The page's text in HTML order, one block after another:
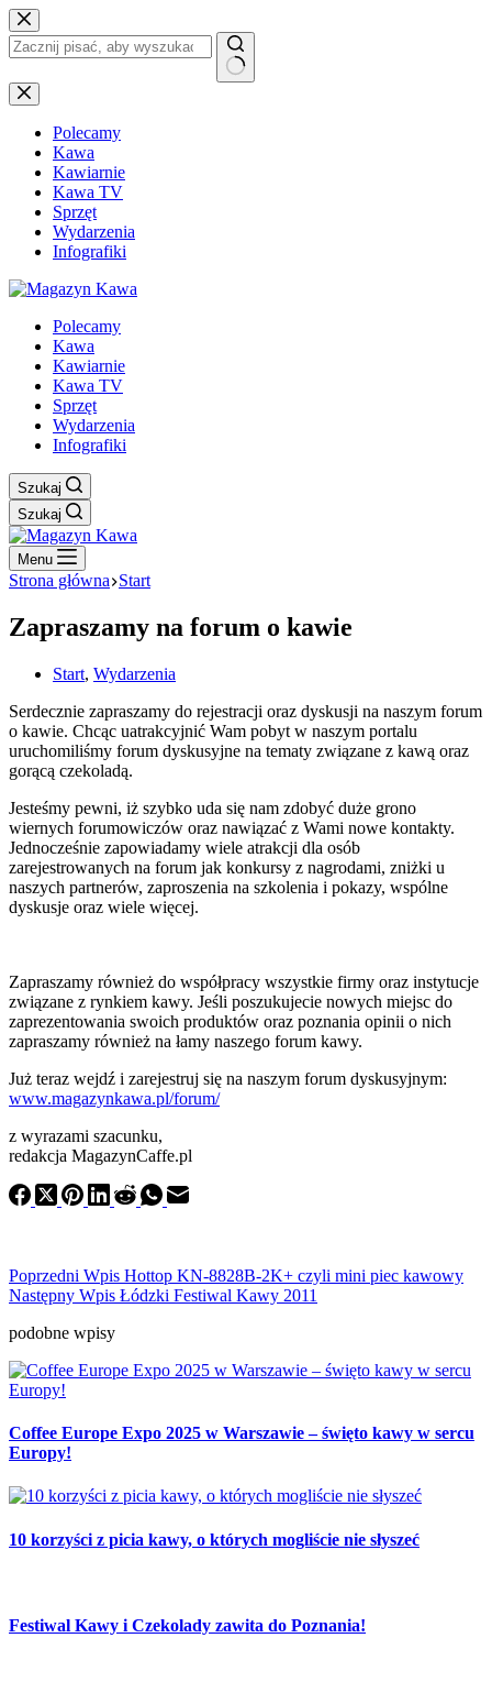
Przejdź
do
treści
Brak
wyników
Polecamy
Kawa
Kawiarnie
Kawa TV
Sprzęt
Wydarzenia
Infografiki
Polecamy
Kawa
Kawiarnie
Kawa TV
Sprzęt
Wydarzenia
Infografiki
Szukaj
Szukaj
Menu
Strona główna Start
Zapraszamy na forum o kawie
Start, Wydarzenia
Serdecznie zapraszamy do rejestracji oraz dyskusji na naszym forum
o kawie. Chcąc uatrakcyjnić Wam pobyt w naszym portalu
uruchomiliśmy forum dyskusyjne na tematy związane z kawą oraz
gorącą czekoladą.
Jesteśmy pewni, iż szybko uda się nam zdobyć duże grono
wiernych forumowiczów oraz nawiązać z Wami nowe kontakty.
Jednocześnie zapowiadamy wiele atrakcji dla osób
zarejestrowanych na forum jak konkursy z nagrodami, zniżki u
naszych partnerów, zaproszenia na szkolenia i pokazy, wspólne
dyskusje oraz wiele więcej.
Zapraszamy również do współpracy wszystkie firmy oraz instytucje
związane z rynkiem kawy. Jeśli poszukujecie nowych miejsc do
zaprezentowania swoich produktów oraz poznania opinii o nich
zapraszamy również na łamy naszego forum kawy.
Już teraz wejdź i zarejestruj się na naszym forum dyskusyjnym:
www.magazynkawa.pl/forum/
z wyrazami szacunku,
redakcja MagazynCaffe.pl
Poprzedni Wpis Hottop KN-8828B-2K+ czyli mini piec kawowy
Następny Wpis Łódzki Festiwal Kawy 2011
podobne wpisy
Coffee Europe Expo 2025 w Warszawie – święto kawy w sercu
Europy!
10 korzyści z picia kawy, o których mogliście nie słyszeć
Festiwal Kawy i Czekolady zawita do Poznania!